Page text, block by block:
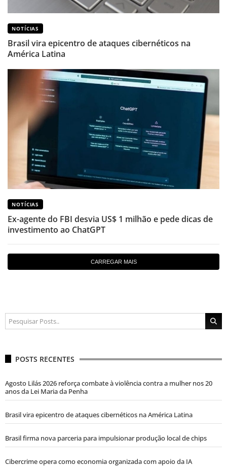
NOTÍCIAS
Brasil vira epicentro de ataques cibernéticos na
América Latina
NOTÍCIAS
Ex-agente do FBI desvia US$ 1 milhão e pede dicas de
investimento ao ChatGPT
CARREGAR MAIS
POSTS RECENTES
Agosto Lilás 2026 reforça combate à violência contra a mulher nos 20
anos da Lei Maria da Penha
Brasil vira epicentro de ataques cibernéticos na América Latina
Brasil firma nova parceria para impulsionar produção local de chips
Cibercrime opera como economia organizada com apoio da IA